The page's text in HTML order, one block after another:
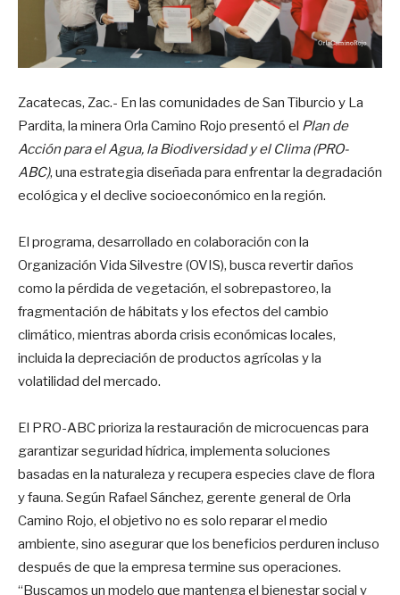
Zacatecas, Zac.- En las comunidades de San Tiburcio y La
Pardita, la minera Orla Camino Rojo presentó el Plan de
Acción para el Agua, la Biodiversidad y el Clima (PRO-
ABC), una estrategia diseñada para enfrentar la degradación
ecológica y el declive socioeconómico en la región.
El programa, desarrollado en colaboración con la
Organización Vida Silvestre (OVIS), busca revertir daños
como la pérdida de vegetación, el sobrepastoreo, la
fragmentación de hábitats y los efectos del cambio
climático, mientras aborda crisis económicas locales,
incluida la depreciación de productos agrícolas y la
volatilidad del mercado.
El PRO-ABC prioriza la restauración de microcuencas para
garantizar seguridad hídrica, implementa soluciones
basadas en la naturaleza y recupera especies clave de flora
y fauna. Según Rafael Sánchez, gerente general de Orla
Camino Rojo, el objetivo no es solo reparar el medio
ambiente, sino asegurar que los beneficios perduren incluso
después de que la empresa termine sus operaciones.
“Buscamos un modelo que mantenga el bienestar social y